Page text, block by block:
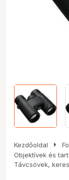
Kezdőoldal arrow_right
Objektívek és
Távcsövek,